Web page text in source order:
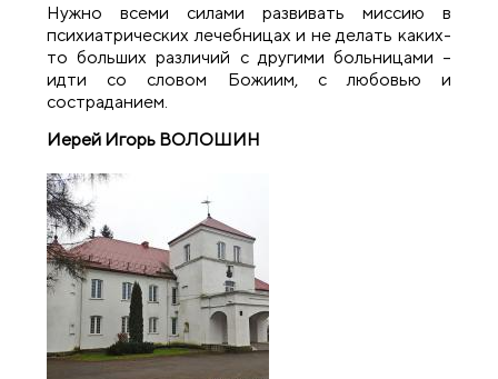
Нужно всеми силами развивать миссию в
психиатрических лечебницах и не делать каких-
то больших различий с другими больницами –
идти со словом Божиим, с любовью и
состраданием.
Иерей Игорь ВОЛОШИН